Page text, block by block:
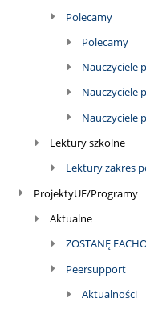
Polecamy
Polecamy
Nauczyciele
Nauczyciele
Nauczyciele
Lektury szkolne
Lektury zakres
ProjektyUE/Programy
Aktualne
ZOSTANĘ
Peersupport
Aktualności